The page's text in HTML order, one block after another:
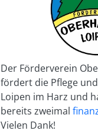
Der Förderverein
fördert die Pflege
Loipen im Harz und
bereits zweimal
Vielen Dank!